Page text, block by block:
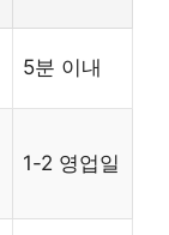
5분 이내
1-2 영업일